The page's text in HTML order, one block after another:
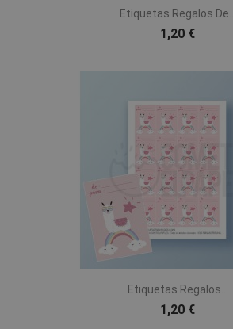
Etiquetas Regalos De...
1,20 €
Etiquetas Regalos...
1,20 €